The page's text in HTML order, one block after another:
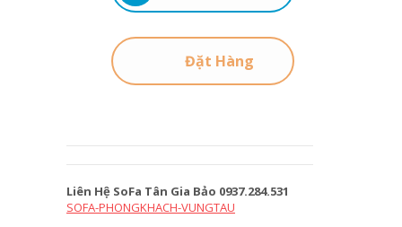
Đặt Hàng
Liên Hệ SoFa Tân Gia Bảo 0937.284.531
SOFA-PHONGKHACH-VUNGTAU